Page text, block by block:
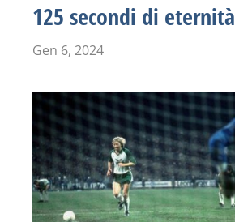
125 secondi di eternità
Gen 6, 2024